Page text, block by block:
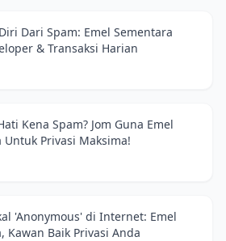
Dari Spam: Emel Sementara
& Transaksi Harian
Kena Spam? Jom Guna Emel
Untuk Privasi Maksima!
'Anonymous' di Internet: Emel
Kawan Baik Privasi Anda